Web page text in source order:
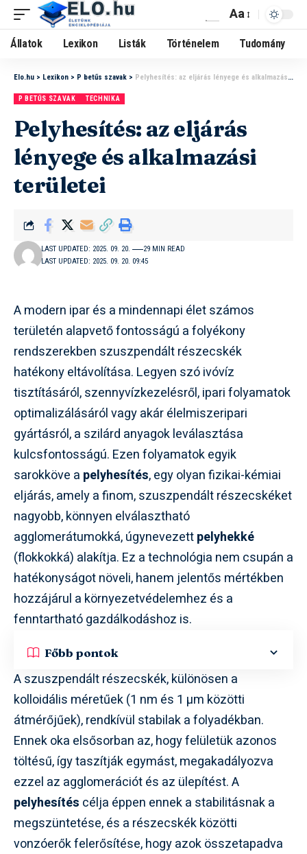
Aa
Állatok Lexikon Listák Történelem Tudomány
Elo.hu > Lexikon > P betűs szavak > Pelyhesítés: az eljárás lényege és alkalmazási területei
P BETŰS SZAVAK TECHNIKA
Pelyhesítés: az eljárás
lényege és alkalmazási
területei
LAST UPDATED: 2025. 09. 20. 09:45
LAST UPDATED: 2025. 09. 20. 29 MIN READ
A modern ipar és a mindennapi élet számos
területén alapvető fontosságú a folyékony
rendszerekben szuszpendált részecskék
hatékony eltávolítása. Legyen szó ivóvíz
tisztításáról, szennyvízkezelésről, ipari folyamatok
optimalizálásáról vagy akár élelmiszeripari
gyártásról, a szilárd anyagok leválasztása
kulcsfontosságú. Ezen folyamatok egyik
sarokköve a pelyhesítés, egy olyan fizikai-kémiai
eljárás, amely a finom, szuszpendált részecskéket
nagyobb, könnyen elválasztható
agglomerátumokká, úgynevezettpelyhekké
(flokkokká) alakítja. Ez a technológia nem csupán a
hatékonyságot növeli, hanem jelentős mértékben
hozzájárul a környezetvédelemhez és a
fenntartható gazdálkodáshoz is.
Főbb pontok
A szuszpendált részecskék, különösen a
kolloidális méretűek (1 nm és 1 µm közötti
átmérőjűek), rendkívül stabilak a folyadékban.
Ennek oka elsősorban az, hogy felületük azonos
töltésű, így taszítják egymást, megakadályozva
ezzel az agglomerációt és az ülepítést. A
pelyhesítés célja éppen ennek a stabilitásnak a
megszüntetése, és a részecskék közötti
vonzóerők felerősítése, hogy azok összetapadva